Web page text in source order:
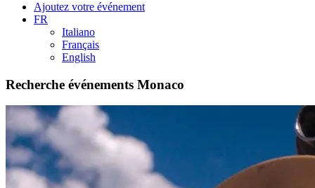
Ajoutez votre événement
FR
Italiano
Français
English
Recherche événements Monaco